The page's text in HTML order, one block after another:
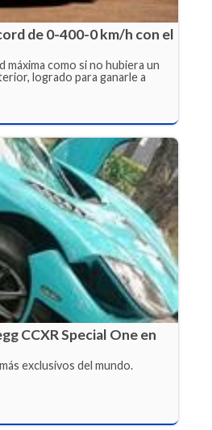
de 0-400-0 km/h con el
máxima como si no hubiera un
logrado para ganarle a
CCXR Special One en
exclusivos del mundo.